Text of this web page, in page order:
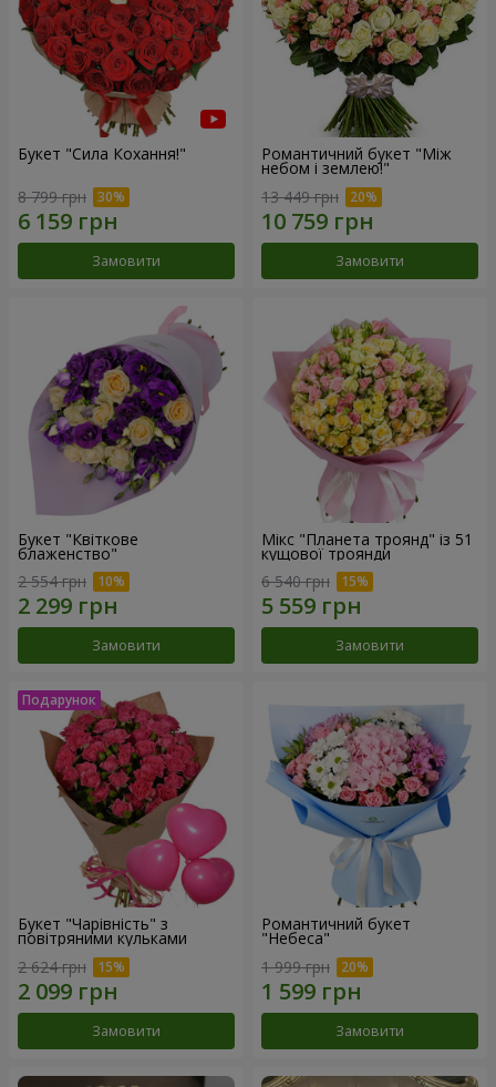
Букет "Сила Кохання!"
8 799 грн
Замовити
Романтичний букет "Між
небом і землею!"
13 449 грн
Замовити
Букет "Квіткове
блаженство"
2 554 грн
Замовити
Мікс "Планета троянд" із 51
кущової троянди
6 540 грн
Замовити
Букет "Чарівність" з
повітряними кульками
2 624 грн
Замовити
Романтичний букет
"Небеса"
1 999 грн
Замовити